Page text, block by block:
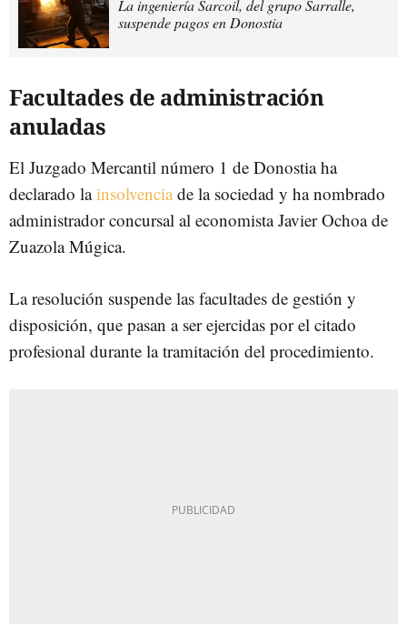
La ingeniería Sarcoil, del grupo Sarralle,
suspende pagos en Donostia
Facultades de administración
anuladas
El Juzgado Mercantil número 1 de Donostia ha
declarado lainsolvenciade la sociedad y ha nombrado
administrador concursal al economista Javier Ochoa de
Zuazola Múgica.
La resolución suspende las facultades de gestión y
disposición, que pasan a ser ejercidas por el citado
profesional durante la tramitación del procedimiento.